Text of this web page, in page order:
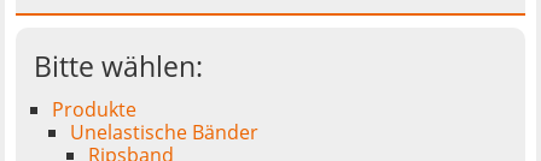
Bitte wählen:
Produkte
Unelastische Bänder
Ripsband